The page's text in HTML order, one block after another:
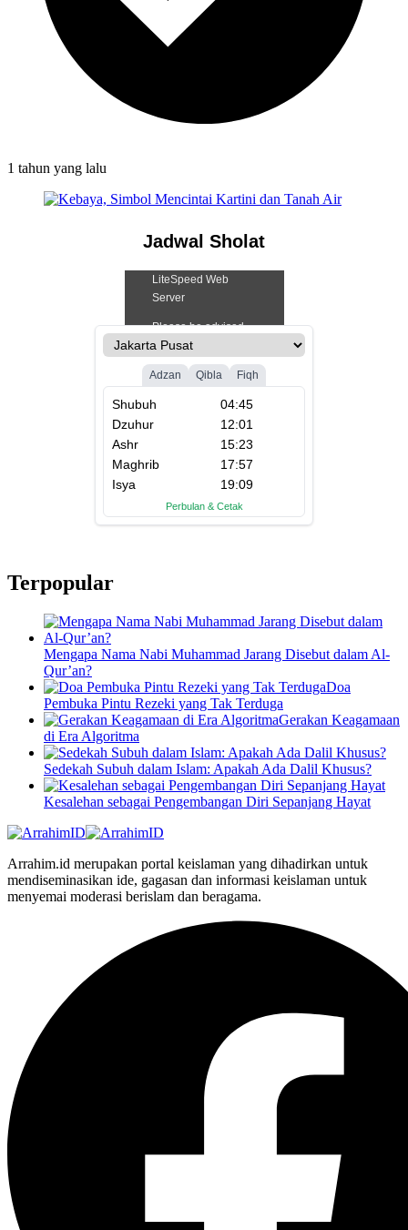
1 tahun yang lalu
Jadwal Sholat
Terpopular
Mengapa Nama Nabi Muhammad Jarang Disebut dalam Al-
Qur’an?
Doa
Pembuka Pintu Rezeki yang Tak Terduga
Gerakan Keagamaan
di Era Algoritma
Sedekah Subuh dalam Islam: Apakah Ada Dalil Khusus?
Kesalehan sebagai Pengembangan Diri Sepanjang Hayat
Arrahim.id merupakan portal keislaman yang dihadirkan untuk
mendiseminasikan ide, gagasan dan informasi keislaman untuk
menyemai moderasi berislam dan beragama.